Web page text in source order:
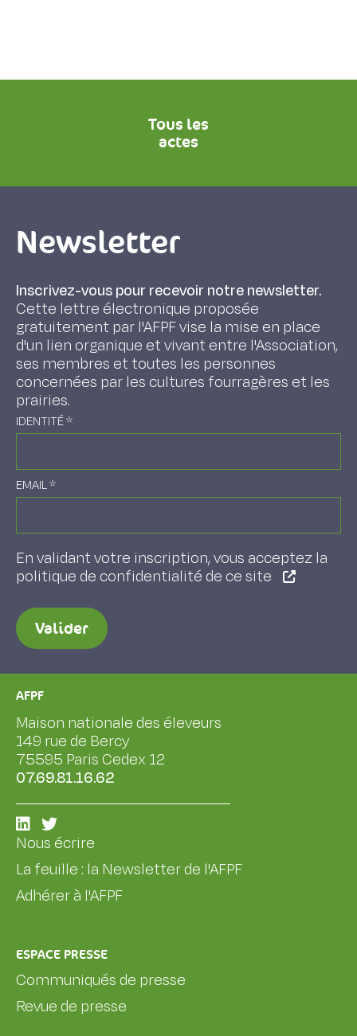
Tous les
actes
Newsletter
Inscrivez-vous pour recevoir notre newsletter.
Cette lettre électronique proposée
gratuitement par l'AFPF vise la mise en place
d'un lien organique et vivant entre l'Association,
ses membres et toutes les personnes
concernées par les cultures fourragères et les
prairies.
IDENTITÉ*
EMAIL*
En validant votre inscription, vous acceptez la
politique de confidentialité de ce site
Valider
AFPF
Maison nationale des éleveurs
149 rue de Bercy
75595 Paris Cedex 12
07.69.81.16.62
Nous écrire
La feuille : la Newsletter de l'AFPF
Adhérer à l'AFPF
ESPACE PRESSE
Communiqués de presse
Revue de presse